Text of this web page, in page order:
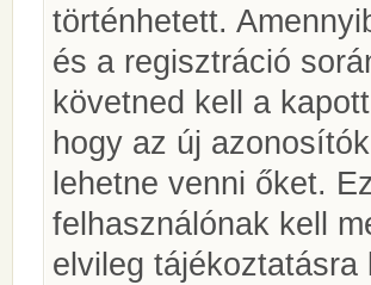
történhetett.
és a regisztráció
követned kell a
hogy az új
lehetne venni őket.
felhasználónak kell
elvileg